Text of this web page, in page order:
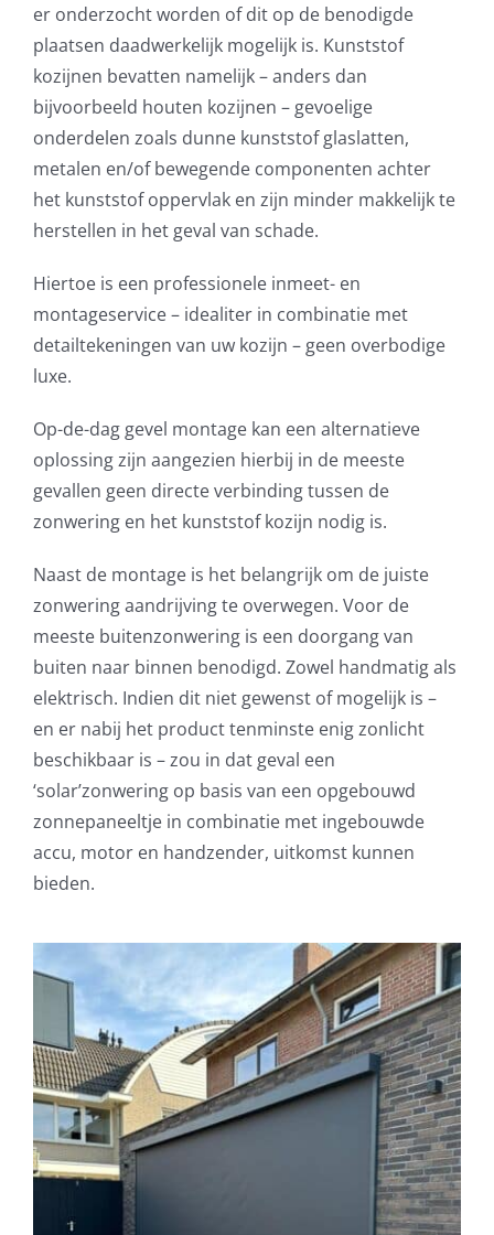
er onderzocht worden of dit op de benodigde
plaatsen daadwerkelijk mogelijk is. Kunststof
kozijnen bevatten namelijk – anders dan
bijvoorbeeld houten kozijnen – gevoelige
onderdelen zoals dunne kunststof glaslatten,
metalen en/of bewegende componenten achter
het kunststof oppervlak en zijn minder makkelijk te
herstellen in het geval van schade.
Hiertoe is een professionele inmeet- en
montageservice – idealiter in combinatie met
detailtekeningen van uw kozijn – geen overbodige
luxe.
Op-de-dag gevel montage kan een alternatieve
oplossing zijn aangezien hierbij in de meeste
gevallen geen directe verbinding tussen de
zonwering en het kunststof kozijn nodig is.
Naast de montage is het belangrijk om de juiste
zonwering aandrijving te overwegen. Voor de
meeste buitenzonwering is een doorgang van
buiten naar binnen benodigd. Zowel handmatig als
elektrisch. Indien dit niet gewenst of mogelijk is –
en er nabij het product tenminste enig zonlicht
beschikbaar is – zou in dat geval een
‘solar’zonwering op basis van een opgebouwd
zonnepaneeltje in combinatie met ingebouwde
accu, motor en handzender, uitkomst kunnen
bieden.